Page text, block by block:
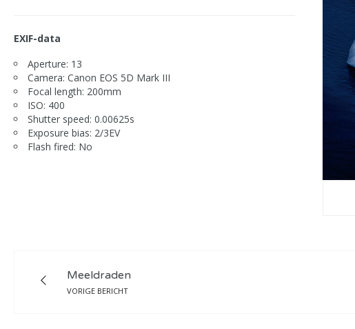
EXIF-data
Aperture: 13
Camera: Canon EOS 5D Mark III
Focal length: 200mm
ISO: 400
Shutter speed: 0.00625s
Exposure bias: 2/3EV
Flash fired: No
Meeldraden
VORIGE BERICHT